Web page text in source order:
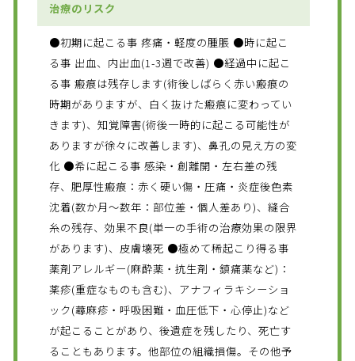
治療のリスク
●初期に起こる事 疼痛・軽度の腫脹 ●時に起こ
る事 出血、内出血(1-3週で改善) ●経過中に起こ
る事 瘢痕は残存します(術後しばらく赤い瘢痕の
時期がありますが、白く抜けた瘢痕に変わってい
きます)、知覚障害(術後一時的に起こる可能性が
ありますが徐々に改善します)、鼻孔の見え方の変
化 ●希に起こる事 感染・創離開・左右差の残
存、肥厚性瘢痕：赤く硬い傷・圧痛・炎症後色素
沈着(数か月～数年：部位差・個人差あり)、縫合
糸の残存、効果不良(単一の手術の治療効果の限界
があります)、皮膚壊死 ●極めて稀起こり得る事
薬剤アレルギー(麻酔薬・抗生剤・鎮痛薬など)：
薬疹(重症なものも含む)、アナフィラキシーショ
ック(蕁麻疹・呼吸困難・血圧低下・心停止)など
が起こることがあり、後遺症を残したり、死亡す
ることもあります。他部位の組織損傷。その他予